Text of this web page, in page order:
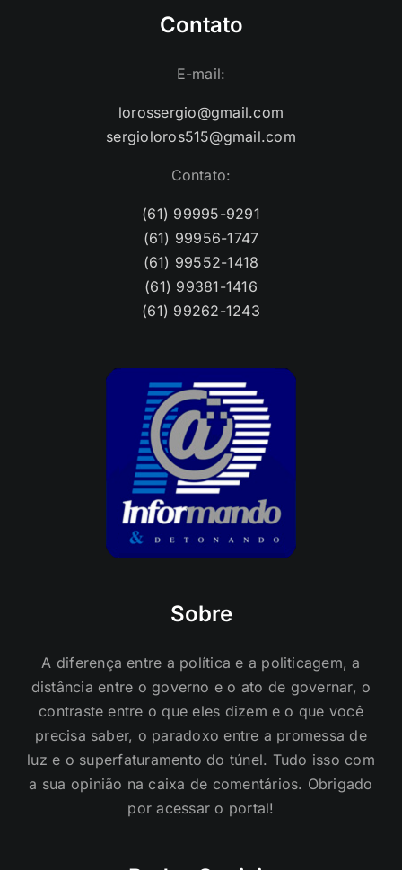
Contato
E-mail:
lorossergio@gmail.com
sergioloros515@gmail.com
Contato:
(61) 99995-9291
(61) 99956-1747
(61) 99552-1418
(61) 99381-1416
(61) 99262-1243
Sobre
A diferença entre a política e a politicagem, a
distância entre o governo e o ato de governar, o
contraste entre o que eles dizem e o que você
precisa saber, o paradoxo entre a promessa de
luz e o superfaturamento do túnel. Tudo isso com
a sua opinião na caixa de comentários. Obrigado
por acessar o portal!